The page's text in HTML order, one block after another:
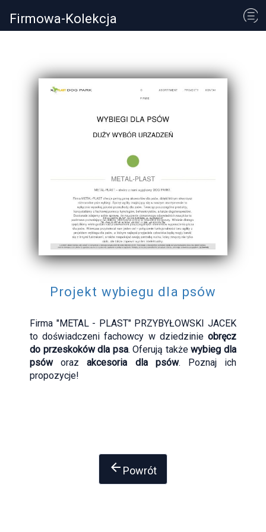
Firmowa-Kolekcja
Projekt wybiegu dla psów
Firma "METAL - PLAST" PRZYBYŁOWSKI JACEK
to doświadczeni fachowcy w dziedzinie obręcz
do przeskoków dla psa. Oferują takżewybieg dla
psóworazakcesoria dla psów. Poznaj ich
propozycje!
arrow_back Powrót